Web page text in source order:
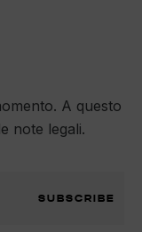
A questo
note legali.
SUBSCRIBE